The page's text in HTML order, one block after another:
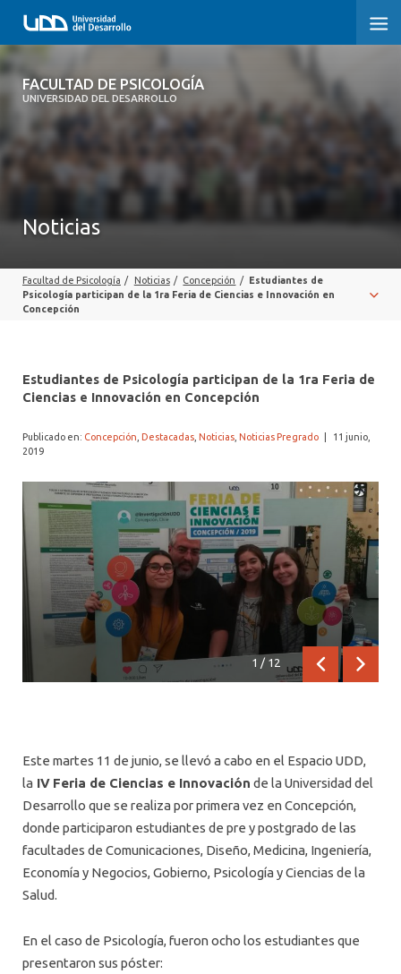
FACULTAD DE PSICOLOGÍA
UNIVERSIDAD DEL DESARROLLO
FACULTAD DE PSICOLOGÍA
POSTGRADOS Y EDUCACIÓN CONTINUA
ALUMNI PSICOLOGÍA UDD
SERVICIO DE PSICOLOGÍA INTEGRAL
Noticias
Facultad de Psicología / Noticias / Concepción /
Estudiantes de
Psicología participan de la 1ra Feria de Ciencias e Innovación en
Concepción
Estudiantes de Psicología participan de la 1ra Feria de
Ciencias e Innovación en Concepción
Publicado en: Concepción Destacadas Noticias Noticias Pregrado
11 junio,
2019
1 / 12
Anterior
Este martes 11 de junio, se llevó a cabo en el Espacio UDD,
la IV Feria de Ciencias e Innovación de la Universidad del
Desarrollo que se realiza por primera vez en Concepción,
donde participaron estudiantes de pre y postgrado de las
facultades de Comunicaciones, Diseño, Medicina, Ingeniería,
Economía y Negocios, Gobierno, Psicología y Ciencias de la
Salud.
En el caso de Psicología, fueron ocho los estudiantes que
presentaron sus póster: